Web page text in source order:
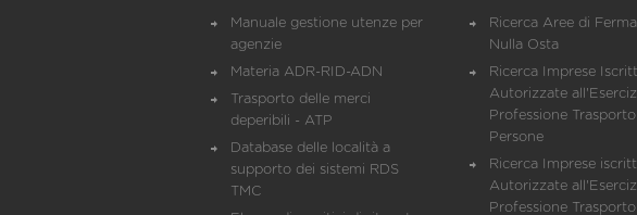
Manuale gestione utenze per
agenzie
Materia ADR-RID-ADN
Trasporto delle merci
deperibili - ATP
Database delle località a
supporto dei sistemi RDS
TMC
Ricerca Aree di
Nulla Osta
Ricerca Imprese
Autorizzate
Professione Trasporto
Persone
Ricerca Imprese
Autorizzate
Professione